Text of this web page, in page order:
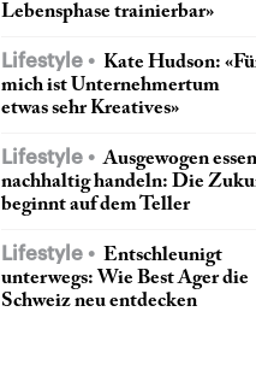
Lebensphase trainierbar»
Lifestyle
Kate Hudson:
mich ist Unternehmertum
etwas sehr Kreatives»
Lifestyle
Ausgewogen
nachhaltig handeln: Die
beginnt auf dem Teller
Lifestyle
Entschleunigt
unterwegs: Wie Best Ager die
Schweiz neu entdecken